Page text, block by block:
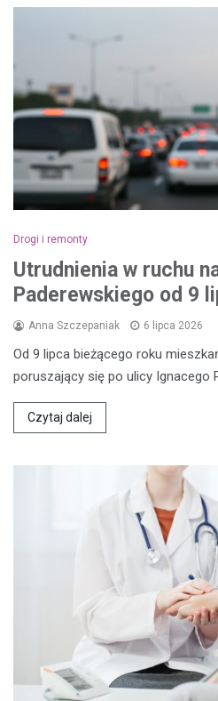
Drogi i remonty
Utrudnienia w ruchu
Paderewskiego od 9
Anna Szczepaniak 6 lipca 2026
Od 9 lipca bieżącego roku
poruszający się po ulicy Ignacego
Czytaj dalej